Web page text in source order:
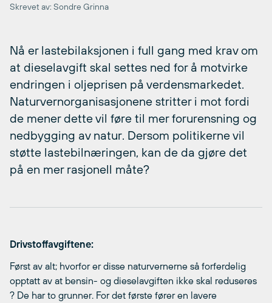
Skrevet av: Sondre Grinna
Nå er lastebilaksjonen i full gang med krav om
at dieselavgift skal settes ned for å motvirke
endringen i oljeprisen på verdensmarkedet.
Naturvernorganisasjonene stritter i mot fordi
de mener dette vil føre til mer forurensning og
nedbygging av natur. Dersom politikerne vil
støtte lastebilnæringen, kan de da gjøre det
på en mer rasjonell måte?
Drivstoffavgiftene:
Først av alt; hvorfor er disse naturvernerne så forferdelig
opptatt av at bensin- og dieselavgiften ikke skal reduseres
? De har to grunner. For det første fører en lavere